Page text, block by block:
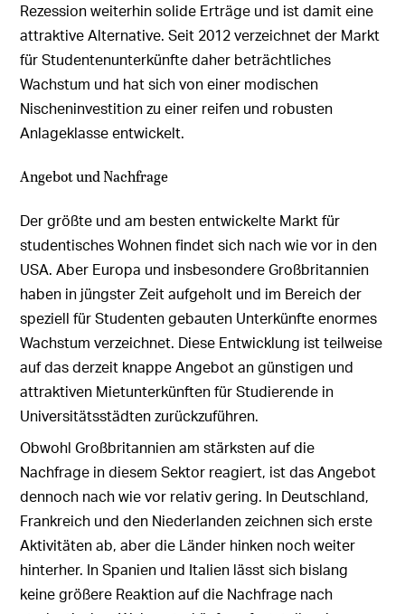
Rezession weiterhin solide Erträge und ist damit eine
attraktive Alternative. Seit 2012 verzeichnet der Markt
für Studentenunterkünfte daher beträchtliches
Wachstum und hat sich von einer modischen
Nischeninvestition zu einer reifen und robusten
Anlageklasse entwickelt.
Angebot und Nachfrage
Der größte und am besten entwickelte Markt für
studentisches Wohnen findet sich nach wie vor in den
USA. Aber Europa und insbesondere Großbritannien
haben in jüngster Zeit aufgeholt und im Bereich der
speziell für Studenten gebauten Unterkünfte enormes
Wachstum verzeichnet. Diese Entwicklung ist teilweise
auf das derzeit knappe Angebot an günstigen und
attraktiven Mietunterkünften für Studierende in
Universitätsstädten zurückzuführen.
Obwohl Großbritannien am stärksten auf die
Nachfrage in diesem Sektor reagiert, ist das Angebot
dennoch nach wie vor relativ gering. In Deutschland,
Frankreich und den Niederlanden zeichnen sich erste
Aktivitäten ab, aber die Länder hinken noch weiter
hinterher. In Spanien und Italien lässt sich bislang
keine größere Reaktion auf die Nachfrage nach